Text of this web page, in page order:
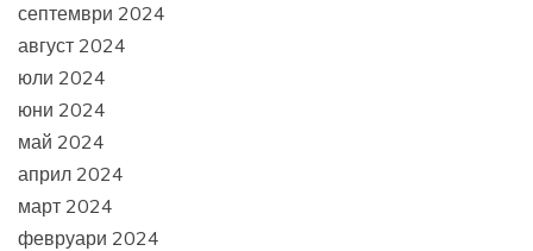
септември 2024
август 2024
юли 2024
юни 2024
май 2024
април 2024
март 2024
февруари 2024